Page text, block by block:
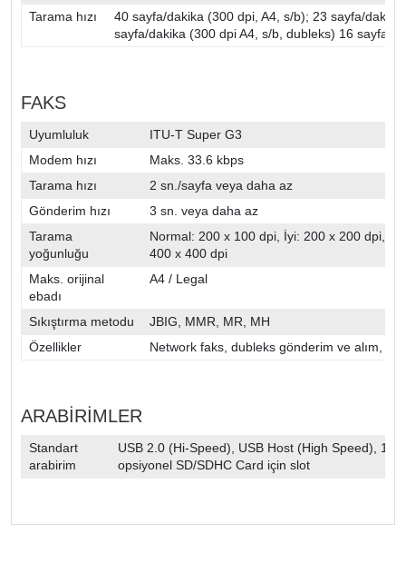
Tarama hızı
40 sayfa/dakika (300 dpi, A4, s/b); 23 sayfa/
sayfa/dakika (300 dpi A4, s/b, dubleks) 16 sayfa/
FAKS
Uyumluluk
ITU-T Super G3
Modem hızı
Maks. 33.6 kbps
Tarama hızı
2 sn./sayfa veya daha az
Gönderim hızı
3 sn. veya daha az
Tarama
yoğunluğu
Normal: 200 x 100 dpi, İyi: 200 x 200 dpi,
400 x 400 dpi
Maks. orijinal
ebadı
A4 / Legal
Sıkıştırma metodu
JBIG, MMR, MR, MH
Özellikler
Network faks, dubleks gönderim ve alım,
ARABİRİMLER
Standart
arabirim
USB 2.0 (Hi-Speed), USB Host (High Speed), 10
opsiyonel SD/SDHC Card için slot